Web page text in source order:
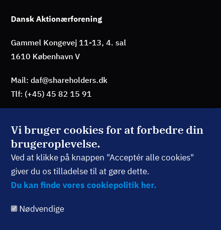
Vi bruger cookies for at forbedre din
brugeroplevelse.
Ved at klikke på knappen "Acceptér alle cookies"
giver du os tilladelse til at gøre dette.
Du kan finde vores cookiepolitik her.
Nødvendige
Dansk Aktionærforening
Gammel Kongevej 11-13, 4. sal
1610 København V
Mail: daf@shareholders.dk
Tlf: (+45) 45 82 15 91
BLIV MEDLEM
TILMELD NYHEDSBREV